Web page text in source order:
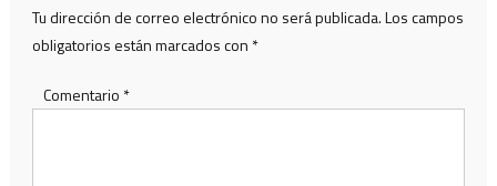
Tu dirección de correo electrónico no será publicada.Los campos
obligatorios están marcados con *
Comentario *